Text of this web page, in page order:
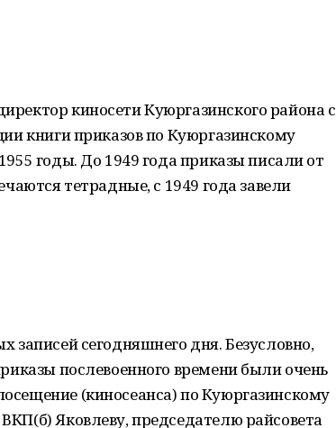
киносети Куюргазинского района с
книги приказов по Куюргазинскому
годы. До 1949 года приказы писали от
тетрадные, с 1949 года завели
записей сегодняшнего дня. Безусловно,
послевоенного времени были очень
(киносеанса) по Куюргазинскому
Яковлеву, председателю райсовета